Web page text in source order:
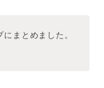
まとめました。